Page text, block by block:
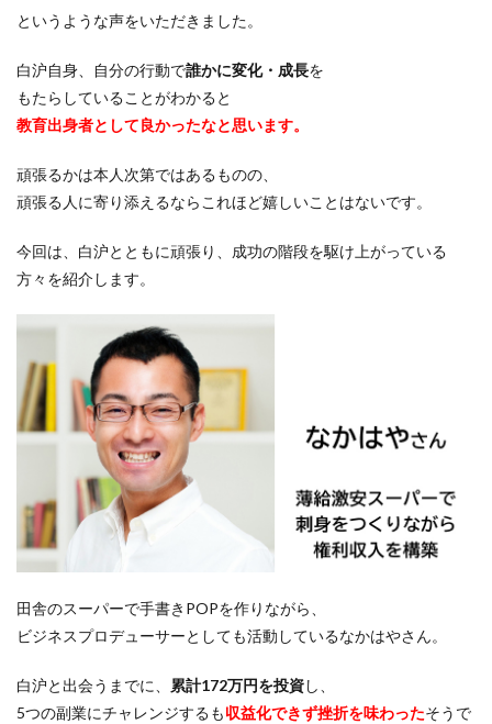
というような声をいただきました。
白沪自身、自分の行動で誰かに変化・成長を
もたらしていることがわかると
教育出身者として良かったなと思います。
頑張るかは本人次第ではあるものの、
頑張る人に寄り添えるならこれほど嬉しいことはないです。
今回は、白沪とともに頑張り、 成功の階段を駆け上がっている
方々 を紹介します。
田舎のスーパーで手書きPOPを作りながら、
ビジネスプロデューサーとしても活動しているなかはやさん。
白沪と出会うまでに、 累計172万円を投資し、
5つの副業にチャレンジするも収益化できず挫折を味わったそうで